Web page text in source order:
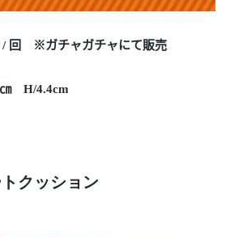
/ 回 ※ガチャガチャにて販売
H/4.4cm
クッション